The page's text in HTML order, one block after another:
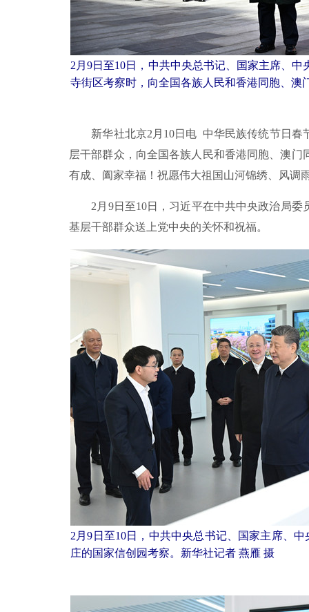
2月9日至10日，中共中央总书记、国家主席、
寺街区考察时，向全国各族人民和香港同胞、
新华社北京2月10日电 中华民族传统节日春
层干部群众，向全国各族人民和香港同胞、澳
有成、阖家幸福！祝愿伟大祖国山河锦绣、风调
2月9日至10日，习近平在中共中央政治局委
基层干部群众送上党中央的关怀和祝福。
2月9日至10日，中共中央总书记、国家主席、
庄的国家信创园考察。新华社记者 燕雁 摄